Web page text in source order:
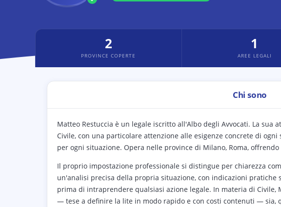
2
PROVINCE COPERTE
1
AREE LEGALI
Chi sono
Matteo Restuccia è un legale iscritto all'Albo degli Avvocati. La
Civile, con una particolare attenzione alle esigenze concrete di
per ogni situazione. Opera nelle province di Milano, Roma,
Il proprio impostazione professionale si distingue per chiarezza
un'analisi precisa della propria situazione, con indicazioni pratiche
prima di intraprendere qualsiasi azione legale. In materia di Civile,
— tese a definire la lite in modo rapido e con costi contenuti — sia,